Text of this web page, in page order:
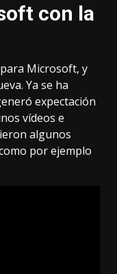
con la
Microsoft, y
Ya se ha
expectación
vídeos e
algunos
por ejemplo